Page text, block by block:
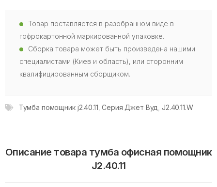
Товар поставляется в разобранном виде в
гофрокартонной маркированной упаковке.
Сборка товара может быть произведена нашими
специалистами (Киев и область), или сторонним
квалифицированным сборщиком.
Тумба помощник j2.40.11 ,Серия Джет Вуд ,J2.40.11.W
Описание товара тумба офисная помощник
J2.40.11